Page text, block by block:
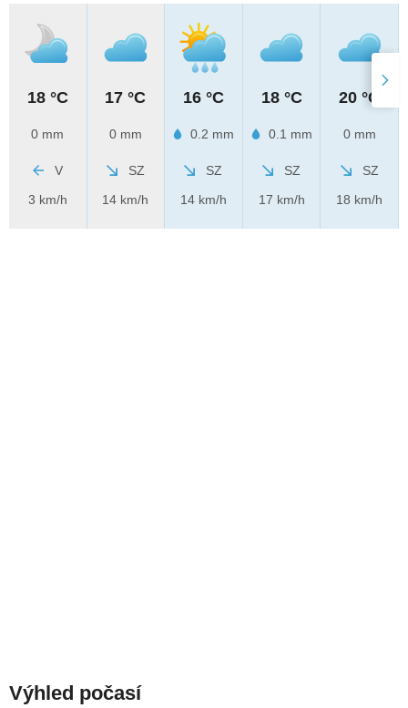
18 °C
0 mm
V
3 km/h
17 °C
0 mm
SZ
14 km/h
16 °C
0.2 mm
SZ
14 km/h
18 °C
0.1 mm
SZ
17 km/h
20 °C
0 mm
SZ
18 km/h
Výhled počasí